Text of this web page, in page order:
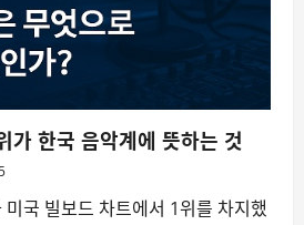
가 한국 음악계에 뜻하는 것
국 빌보드 차트에서 1위를 차지했